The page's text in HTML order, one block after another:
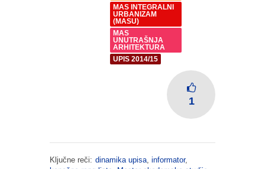
MAS INTEGRALNI
URBANIZAM
(MASU)
MAS
UNUTRAŠNJA
ARHITEKTURA
UPIS 2014/15
1
Ključne reči: dinamika upisa, informator,